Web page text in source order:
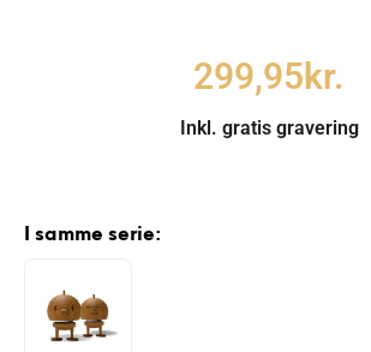
299,95kr.
Inkl. gratis gravering
I samme serie: